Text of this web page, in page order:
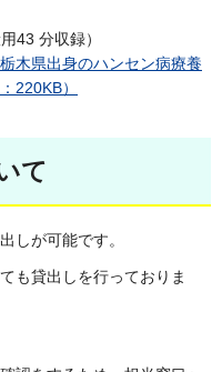
43 分収録）
木県出身のハンセン病療養
220KB）
て
しが可能です。
も貸出しを行っておりま